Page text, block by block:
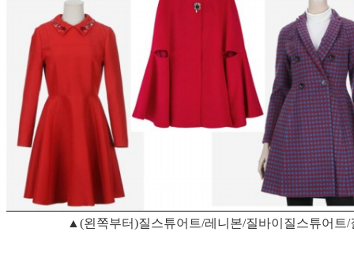
▲(왼쪽부터)질스튜어트/레니본/질바이질스튜어트